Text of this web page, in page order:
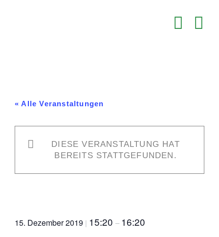
« Alle Veranstaltungen
DIESE VERANSTALTUNG HAT
BEREITS STATTGEFUNDEN.
15. Dezember 2019 | 15:20 – 16:20